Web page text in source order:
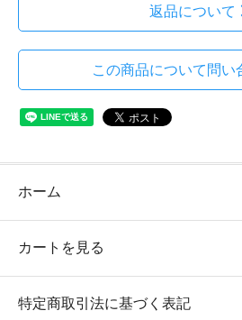
返品について
この商品について問い
ホーム
カートを見る
特定商取引法に基づく表記